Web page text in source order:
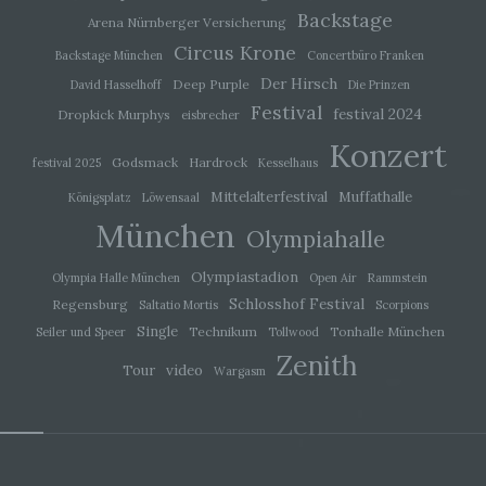
Arena Nürnberger Versicherung Backstage
Backstage München Circus Krone
Concertbüro Franken
David Hasselhoff
Deep Purple Der Hirsch Die Prinzen
Dropkick Murphys eisbrecher Festival festival 2024
festival 2025 Godsmack Hardrock Kesselhaus Konzert
Königsplatz Löwensaal Mittelalterfestival Muffathalle
München Olympiahalle
Olympia Halle München Olympiastadion Open Air Rammstein
Regensburg Saltatio Mortis Schlosshof Festival
Scorpions
Seiler und Speer
Single Technikum Tollwood Tonhalle München
Tour video Wargasm Zenith
j) Dritter
Dritter ist eine natürliche oder juristische Person,
der betroffenen Person, dem Verantwortlichen,
dem Auftragsverarbeiter und den Personen, die
unter der unmittelbaren Verantwortung des
Verantwortlichen oder des Auftragsverarbeiters
befugt sind, die personenbezogenen Daten zu
k) Einwilligung
Einwilligung ist jede von der betroffenen Person
freiwillig für den bestimmten Fall in informierter
Weise und unmissverständlich abgegebene
einer sonstigen eindeutigen bestätigenden